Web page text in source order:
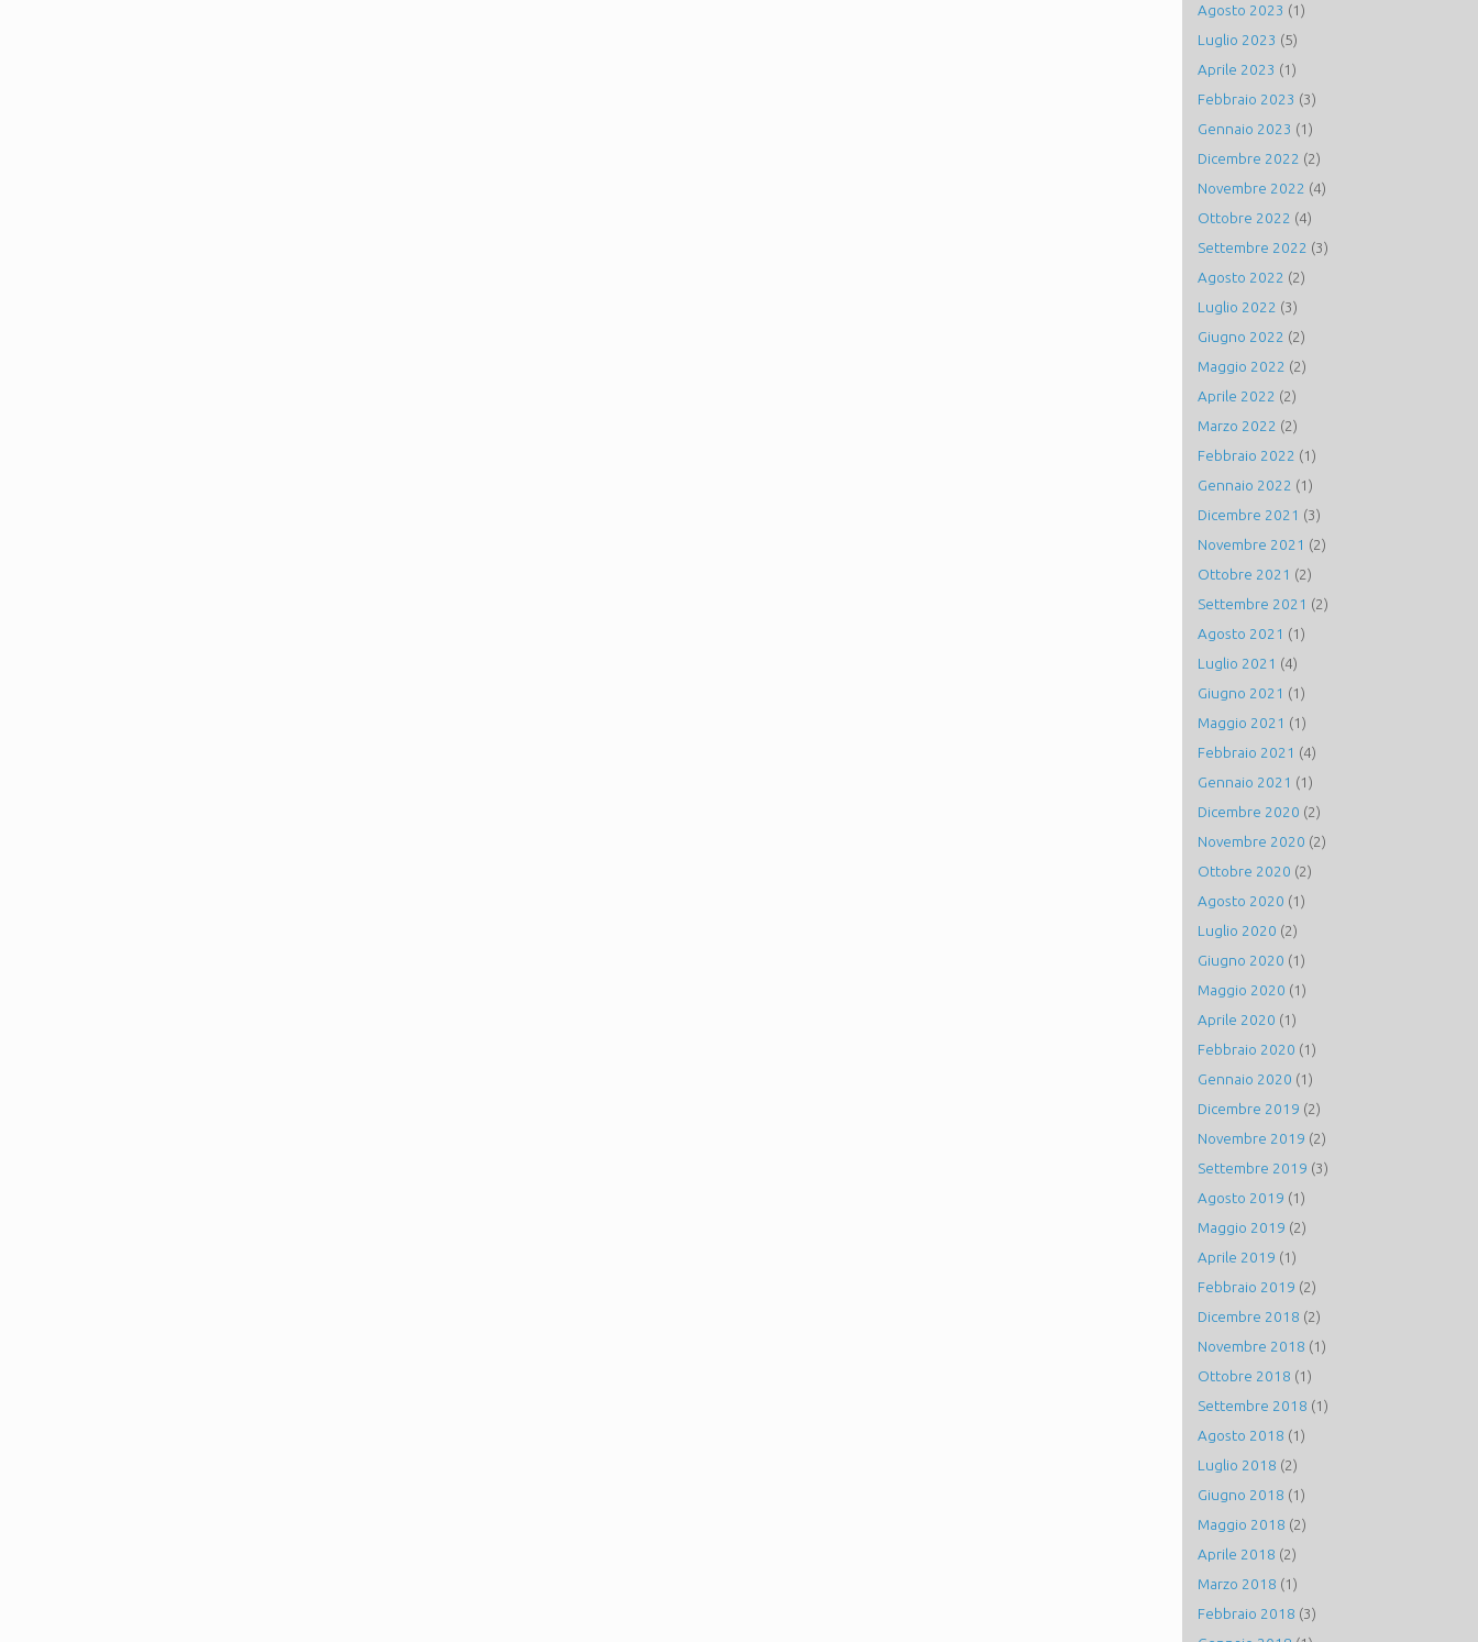
Agosto 2023 (1)
Luglio 2023 (5)
Aprile 2023 (1)
Febbraio 2023 (3)
Gennaio 2023 (1)
Dicembre 2022 (2)
Novembre 2022 (4)
Ottobre 2022 (4)
Settembre 2022 (3)
Agosto 2022 (2)
Luglio 2022 (3)
Giugno 2022 (2)
Maggio 2022 (2)
Aprile 2022 (2)
Marzo 2022 (2)
Febbraio 2022 (1)
Gennaio 2022 (1)
Dicembre 2021 (3)
Novembre 2021 (2)
Ottobre 2021 (2)
Settembre 2021 (2)
Agosto 2021 (1)
Luglio 2021 (4)
Giugno 2021 (1)
Maggio 2021 (1)
Febbraio 2021 (4)
Gennaio 2021 (1)
Dicembre 2020 (2)
Novembre 2020 (2)
Ottobre 2020 (2)
Agosto 2020 (1)
Luglio 2020 (2)
Giugno 2020 (1)
Maggio 2020 (1)
Aprile 2020 (1)
Febbraio 2020 (1)
Gennaio 2020 (1)
Dicembre 2019 (2)
Novembre 2019 (2)
Settembre 2019 (3)
Agosto 2019 (1)
Maggio 2019 (2)
Aprile 2019 (1)
Febbraio 2019 (2)
Dicembre 2018 (2)
Novembre 2018 (1)
Ottobre 2018 (1)
Settembre 2018 (1)
Agosto 2018 (1)
Luglio 2018 (2)
Giugno 2018 (1)
Maggio 2018 (2)
Aprile 2018 (2)
Marzo 2018 (1)
Febbraio 2018 (3)